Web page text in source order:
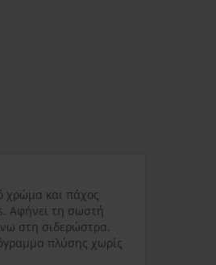
χρώμα και πάχος
Αφήνει τη σωστή
στη σιδερώστρα.
πλύσης χωρίς